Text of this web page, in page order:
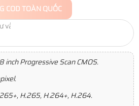
COD TOÀN QUỐC
inch Progressive Scan CMOS.
H.265, H.264+, H.264.